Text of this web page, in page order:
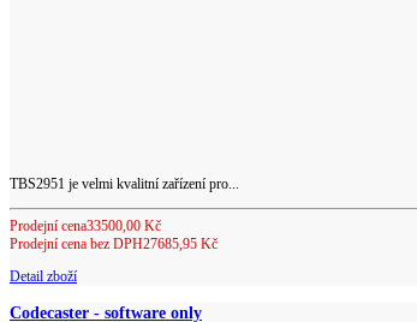
TBS2951 je velmi kvalitní zařízení pro...
Prodejní cena33500,00 Kč
Prodejní cena bez DPH27685,95 Kč
Detail zboží
Codecaster - software only